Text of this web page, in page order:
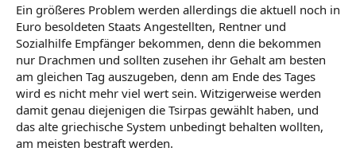
Ein größeres Problem werden allerdings die aktuell noch in
Euro besoldeten Staats Angestellten, Rentner und
Sozialhilfe Empfänger bekommen, denn die bekommen
nur Drachmen und sollten zusehen ihr Gehalt am besten
am gleichen Tag auszugeben, denn am Ende des Tages
wird es nicht mehr viel wert sein. Witzigerweise werden
damit genau diejenigen die Tsirpas gewählt haben, und
das alte griechische System unbedingt behalten wollten,
am meisten bestraft werden.